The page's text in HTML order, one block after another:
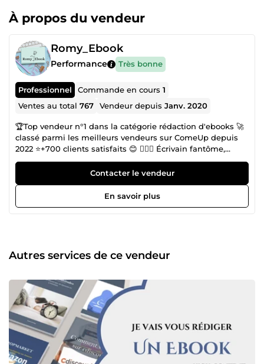
À propos du vendeur
Romy_Ebook
Performance Très bonne
Professionnel Commande en cours1
Ventes au total767 Vendeur depuisJanv. 2020
🏆Top vendeur n°1 dans la catégorie rédaction d'ebooks 🚀
classé parmi les meilleurs vendeurs sur ComeUp depuis
2022 ⭐+700 clients satisfaits 😊 ✍🏾👻 Écrivain fantôme,
Ghostwriter, Romy… appelez-moi comme vous le
souhaitez... Vous ne verrez jamais mon visage, pourtant je
suis là, juste derrière les mots, prêt à m’infiltrer dans vos
pensées les plus secrètes. Sans un bruit, je pénètre votre
univers, j’explore chaque repli de votre imagination et je
fiction) pour des auteurs indépendants et des
entrepreneurs cherchant une arme secrète pour se
du marché évoluer, se réinventer, innover, s’adapter aux
tendances émergentes et repousser sans cesse les limites.
Pourtant, deux vérités demeurent infaillibles : la qualité
irréprochable; et la valeur ajoutée que doit offrir chaque
œuvre. Peu importe que vous visiez Amazon KDP, d’autres
marketplaces ou une stratégie de génération de leads,
chaque mot est un murmure calculé, un pont vers l’esprit
de vos lecteurs. J’ai déjà aidé des centaines d’auteurs à
Contacter le vendeur
En savoir plus
Autres services de ce vendeur